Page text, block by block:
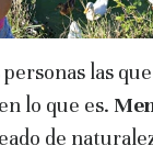
las
lo que es.
de